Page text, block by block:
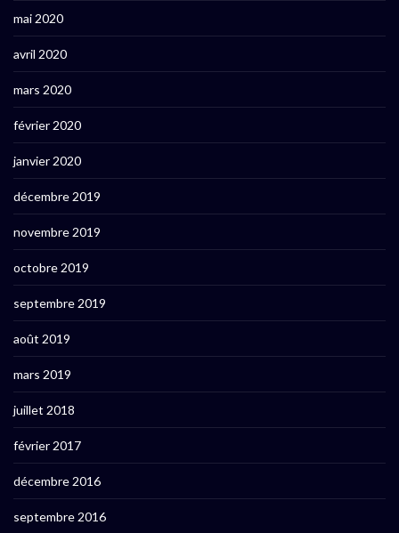
mai 2020
avril 2020
mars 2020
février 2020
janvier 2020
décembre 2019
novembre 2019
octobre 2019
septembre 2019
août 2019
mars 2019
juillet 2018
février 2017
décembre 2016
septembre 2016